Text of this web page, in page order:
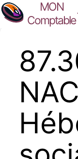
MON
Comptable